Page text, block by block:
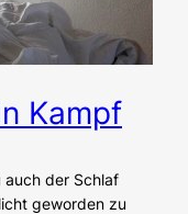
Kampf
auch der Schlaf
geworden zu